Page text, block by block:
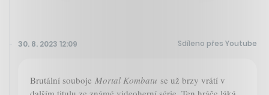
30. 8. 2023 12:09 Sdíleno přes Youtube
Brutální souboje Mortal Kombatu se už brzy vrátí v